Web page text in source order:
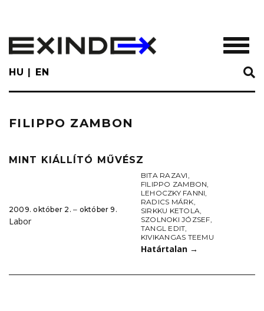
main
content
HU EN
FILIPPO ZAMBON
MINT KIÁLLÍTÓ MŰVÉSZ
2009. október 2. ‒ október 9.
Labor
BITA RAZAVI,
FILIPPO ZAMBON,
LEHOCZKY FANNI,
RADICS MÁRK,
SIRKKU KETOLA,
SZOLNOKI JÓZSEF,
TANGL EDIT,
KIVIKANGAS TEEMU
Határtalan →